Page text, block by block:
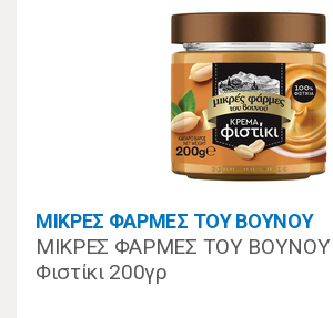
ΜΙΚΡΕΣ ΦΑΡΜΕΣ ΤΟΥ ΒΟΥΝΟΥ
ΜΙΚΡΕΣ ΦΑΡΜΕΣ ΤΟΥ ΒΟΥΝΟΥ
Φιστίκι 200γρ